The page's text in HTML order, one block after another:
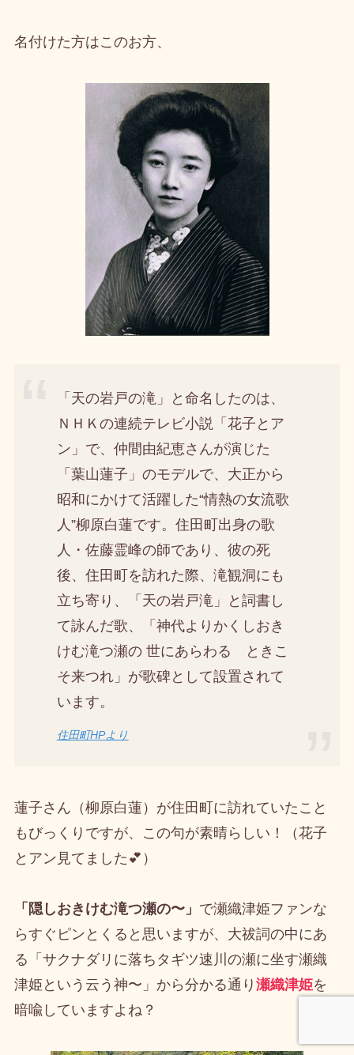
名付けた方はこのお方、
「天の岩戸の滝」と命名したのは、
ＮＨＫの連続テレビ小説「花子とア
ン」で、仲間由紀恵さんが演じた
「葉山蓮子」のモデルで、大正から
昭和にかけて活躍した“情熱の女流歌
人”柳原白蓮です。住田町出身の歌
人・佐藤霊峰の師であり、彼の死
後、住田町を訪れた際、滝観洞にも
立ち寄り、「天の岩戸滝」と詞書し
て詠んだ歌、「神代よりかくしおき
けむ滝つ瀬の 世にあらわるゝときこ
そ来つれ」が歌碑として設置されて
います。
住田町HPより
蓮子さん（柳原白蓮）が住田町に訪れていたこと
もびっくりですが、この句が素晴らしい！（花子
とアン見てました💕）
「隠しおきけむ滝つ瀬の〜」 で瀬織津姫ファンな
らすぐピンとくると思いますが、大祓詞の中にあ
る「サクナダリに落ちタギツ速川の瀬に坐す瀬織
津姫という云う神〜」から分かる通り 瀬織津姫を
暗喩していますよね？